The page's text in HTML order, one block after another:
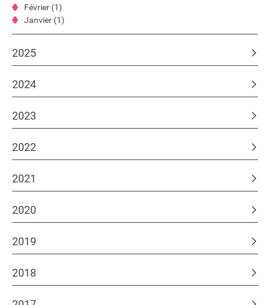
Février (1)
Janvier (1)
2025
2024
2023
2022
2021
2020
2019
2018